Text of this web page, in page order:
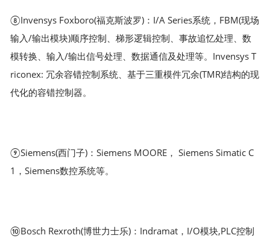
⑧Invensys Foxboro(福克斯波罗)：I/A Series系统，FBM(现场
输入/输出模块)顺序控制、梯形逻辑控制、事故追忆处理、数
模转换、输入/输出信号处理、数据通信及处理等。Invensys T
riconex: 冗余容错控制系统、基于三重模件冗余(TMR)结构的现
代化的容错控制器。
⑨Siemens(西门子)：Siemens MOORE， Siemens Simatic C
1，Siemens数控系统等。
⑩Bosch Rexroth(博世力士乐)：Indramat，I/O模块,PLC控制